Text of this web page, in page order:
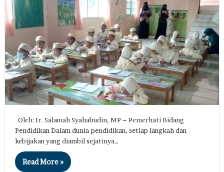
Oleh: Ir. Salamah Syahabudin, MP – Pemerhati Bidang
Pendidikan Dalam dunia pendidikan, setiap langkah dan
kebijakan yang diambil sejatinya…
Read More »